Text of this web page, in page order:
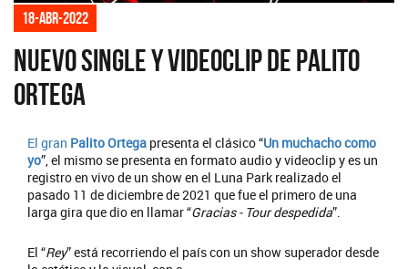
18-abr-2022
Nuevo single y videoclip de Palito
Ortega
El gran Palito Ortega presenta el clásico “Un muchacho como
yo”, el mismo se presenta en formato audio y videoclip y es un
registro en vivo de un show en el Luna Park realizado el
pasado 11 de diciembre de 2021 que fue el primero de una
larga gira que dio en llamar “Gracias - Tour despedida”.
El “Rey” está recorriendo el país con un show superador desde